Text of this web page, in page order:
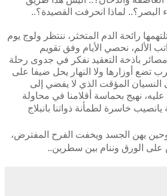
البصر؟.. لماذا انحرفت القصيدة؟..
رائحة الدم المتخثر، ننتظر ولوج يوم
الألم، نحصي الأيام وفق تقويم
باذخة التعقيد نفكر في جدوى رحلة
تضع أوزارها ولا النهار يحل ضيفا على
النسيان المؤقت الذي لا يفضي إلى
نهيج بحماسة أقلامنا في محاولة
يانصيب خاسرة لطمأنة ذواتنا بانبلاج
يهن الجسد ويخفت الفرح المفترض،
الورق وننام بين سطرين..